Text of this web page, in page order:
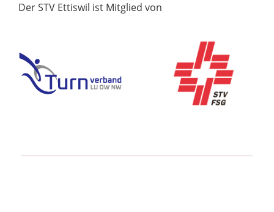
Der STV Ettiswil ist Mitglied von